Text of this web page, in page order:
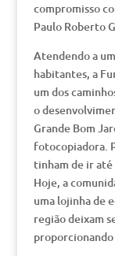
compromisso
Paulo Roberto
Atendendo a
habitantes, a
um dos
o
Grande Bom
fotocopiadora.
tinham de ir até
Hoje, a
uma lojinha de
região deixam